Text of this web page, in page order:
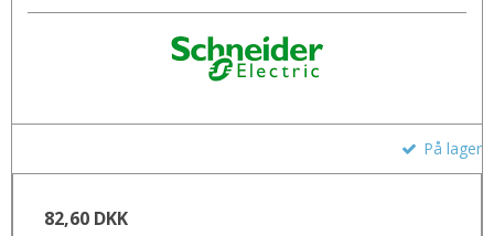
På lager
82,60 DKK